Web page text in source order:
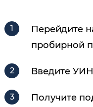
Перейдите
пробирной
Введите
Получите